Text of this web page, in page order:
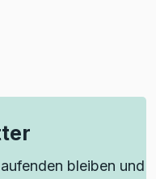
bleiben und